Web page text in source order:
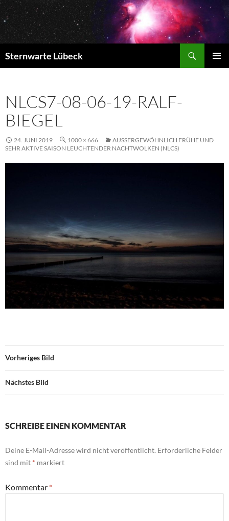
Zum
Inhalt
springen
Sternwarte Lübeck
NLCS7-08-06-19-RALF-
BIEGEL
24. JUNI 2019 1000 × 666
AUSSERGEWÖHNLICH FRÜHE UND S
EHR AKTIVE SAISON LEUCHTENDER NACHTWOLKEN (NLCS)
Vorheriges Bild
Nächstes Bild
SCHREIBE EINEN KOMMENTAR
Deine E-Mail-Adresse wird nicht veröffentlicht. Erforderliche Felder
sind mit * markiert
Kommentar *